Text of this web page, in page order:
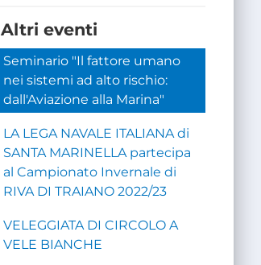
Altri eventi
Seminario "Il fattore umano
nei sistemi ad alto rischio:
dall'Aviazione alla Marina"
LA LEGA NAVALE ITALIANA di
SANTA MARINELLA partecipa
al Campionato Invernale di
RIVA DI TRAIANO 2022/23
VELEGGIATA DI CIRCOLO A
VELE BIANCHE